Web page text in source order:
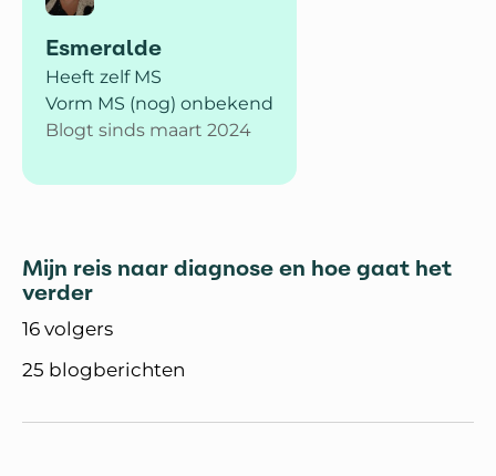
Esmeralde
Heeft zelf MS
Vorm MS (nog) onbekend
Blogt sinds maart 2024
Mijn reis naar diagnose en hoe gaat het
verder
16 volgers
25 blogberichten